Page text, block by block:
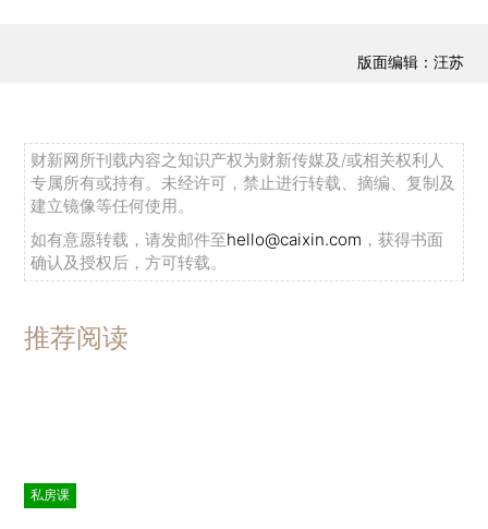
版面编辑：汪苏
财新网所刊载内容之知识产权为财新传媒及/或相关权利人
专属所有或持有。未经许可，禁止进行转载、摘编、复制及
建立镜像等任何使用。
如有意愿转载，请发邮件至hello@caixin.com ，获得书面
确认及授权后，方可转载。
推荐阅读
私房课